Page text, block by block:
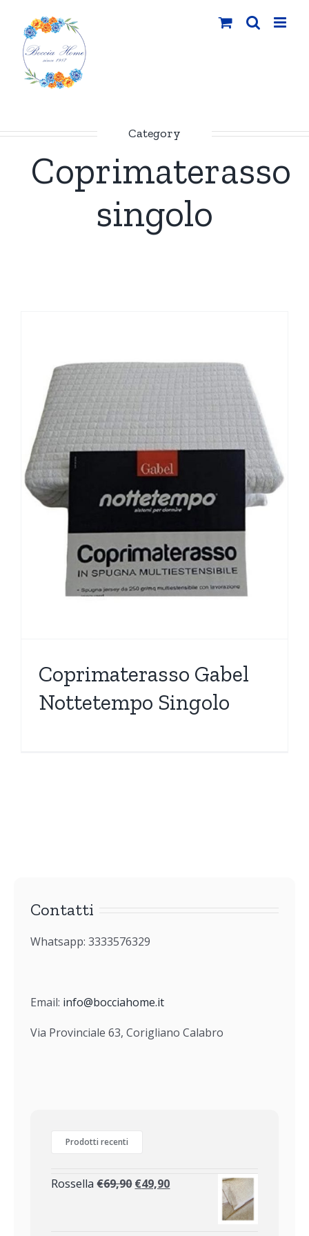
contenuto
Category
Coprimaterasso
singolo
Coprimaterasso Gabel
Nottetempo Singolo
Contatti
Whatsapp: 3333576329
Email: info@bocciahome.it
Via Provinciale 63, Corigliano Calabro
Prodotti recenti
Rossella €69,90 €49,90